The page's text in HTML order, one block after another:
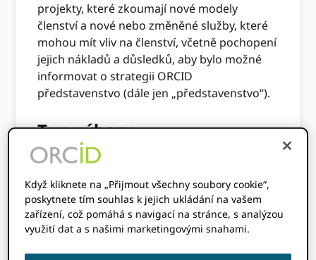
projekty, které zkoumají nové modely
členství a nové nebo změněné služby, které
mohou mít vliv na členství, včetně pochopení
jejich nákladů a důsledků, aby bylo možné
informovat o strategii ORCID
představenstvo (dále jen „představenstvo“).
Typ výboru
Členský a poplatkový výbor je stálým
poradním výborem představenstva. Jako
takový poskytuje vedení nebo doporučení
představenstvu ke konkrétním otázkám
nebo snahám, jak je stanoveno v této chartě
nebo jinak, jak je konkrétně požadováno
Když kliknete na „Přijmout všechny soubory cookie“,
poskytnete tím souhlas k jejich ukládání na vašem
zařízení, což pomáhá s navigací na stránce, s analýzou
využití dat a s našimi marketingovými snahami.